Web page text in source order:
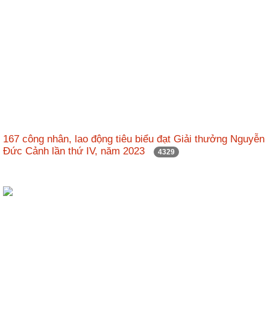
167 công nhân, lao động tiêu biểu đạt Giải thưởng Nguyễn
Đức Cảnh lần thứ IV, năm 2023
4329